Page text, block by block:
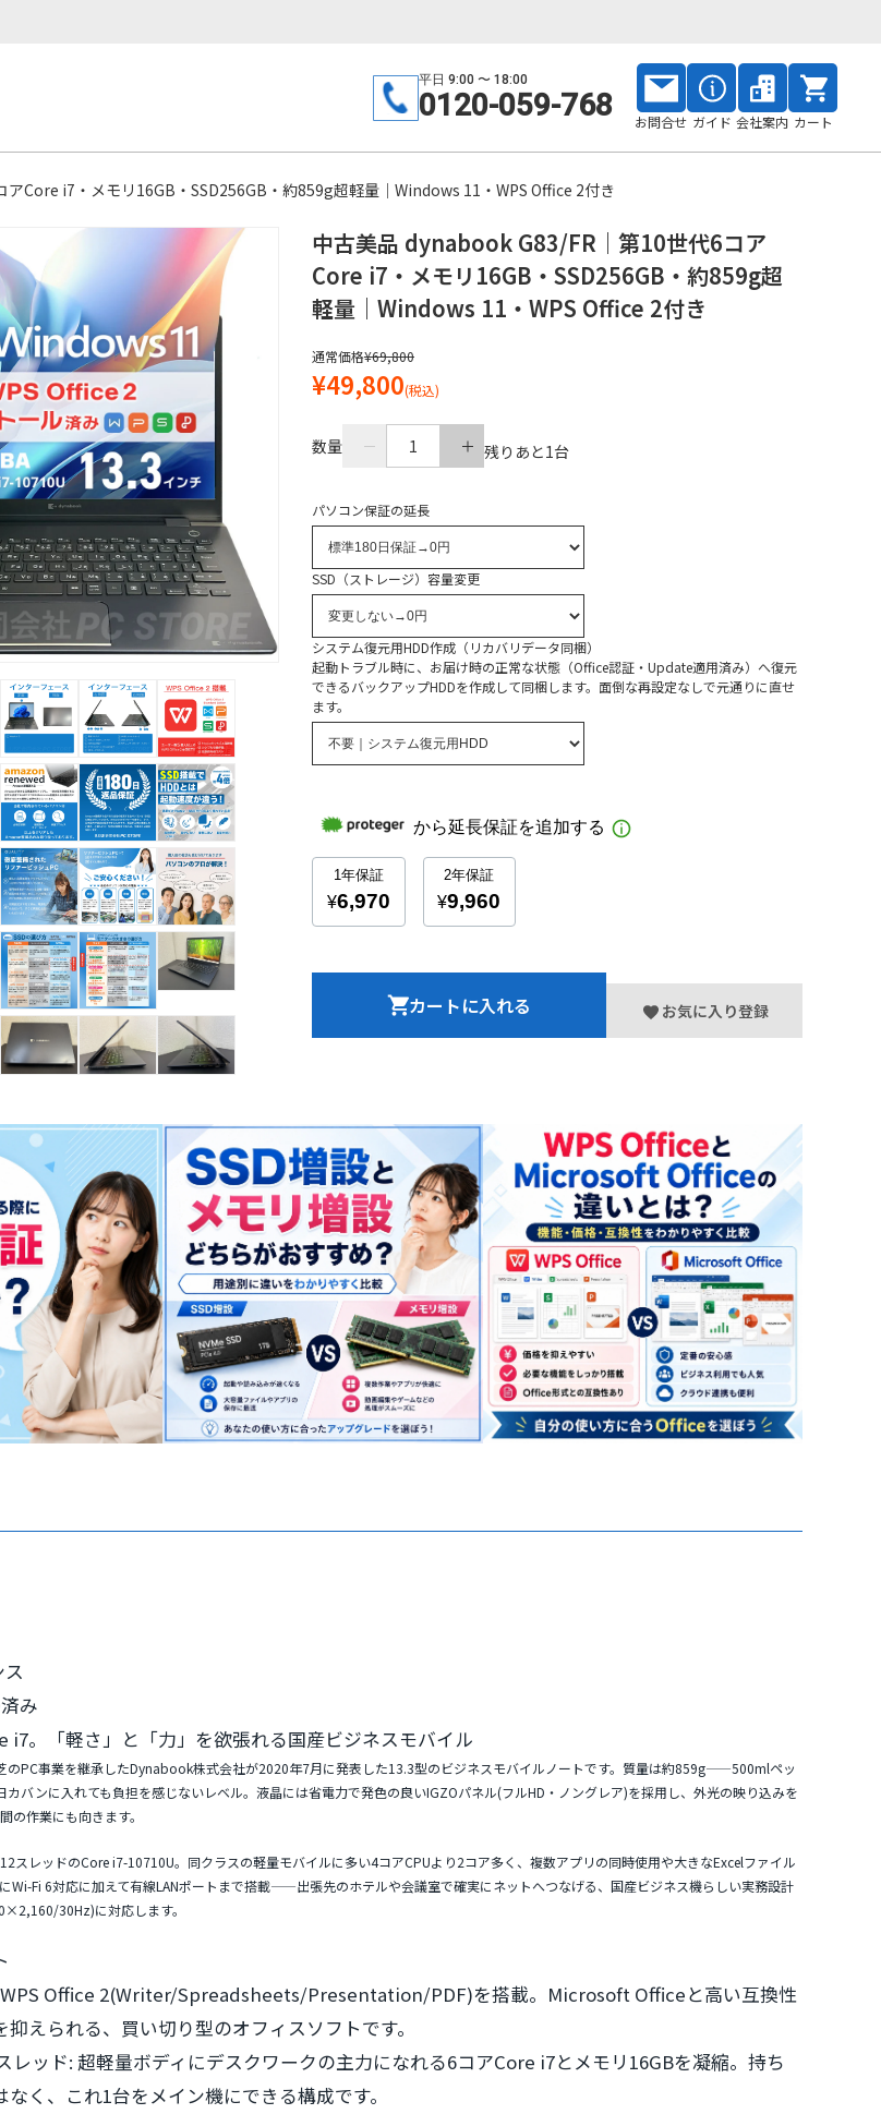
平日 9:00 〜 18:00
0120-059-768 お問合せ ガイド 会社案内 カート
Core i7・メモリ16GB・SSD256GB・約859g超軽量｜Windows 11・WPS Office 2付き
中古美品 dynabook G83/FR｜第10世代6コア
Core i7・メモリ16GB・SSD256GB・約859g超
軽量｜Windows 11・WPS Office 2付き
通常価格¥69,800
¥49,800(税込)
数量 1 残りあと1台
パソコン保証の延長
SSD（ストレージ）容量変更
システム復元用HDD作成（リカバリデータ同梱）
起動トラブル時に、お届け時の正常な状態（Office認証・Update適用済み）へ復元
できるバックアップHDDを作成して同梱します。面倒な再設定なしで元通りに直せ
ます。
カートに入れる
み
i7。「軽さ」と「力」を欲張れる国産ビジネスモバイル
PC事業を継承したDynabook株式会社が2020年7月に発表した13.3型のビジネスモバイルノートです。質量は約859g——500mlペッ
カバンに入れても負担を感じないレベル。液晶には省電力で発色の良いIGZOパネル(フルHD・ノングレア)を採用し、外光の映り込みを
の作業にも向きます。
スレッドのCore i7-10710U。同クラスの軽量モバイルに多い4コアCPUより2コア多く、複数アプリの同時使用や大きなExcelファイル
Wi-Fi 6対応に加えて有線LANポートまで搭載——出張先のホテルや会議室で確実にネットへつなげる、国産ビジネス機らしい実務設計
30Hz)に対応します。
WPS Office 2(Writer/Spreadsheets/Presentation/PDF)を搭載。Microsoft Officeと高い互換性
えられる、買い切り型のオフィスソフトです。
レッド: 超軽量ボディにデスクワークの主力になれる6コアCore i7とメモリ16GBを凝縮。持ち
く、これ1台をメイン機にできる構成です。